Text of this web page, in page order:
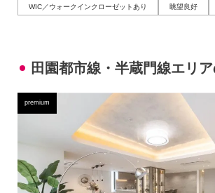
WIC／ウォークインクローゼットあり 眺望良好
田園都市線・半蔵門線エリ
premium